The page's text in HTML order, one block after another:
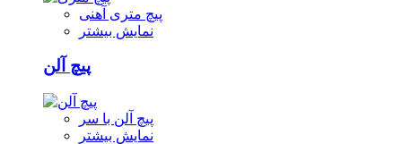
پیچ متری آهنی
نمایش بیشتر
پیچ آلن
پیچ آلن با سر
نمایش بیشتر